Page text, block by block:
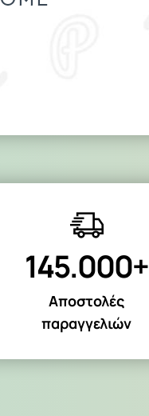
145.000+
Αποστολές
παραγγελιών